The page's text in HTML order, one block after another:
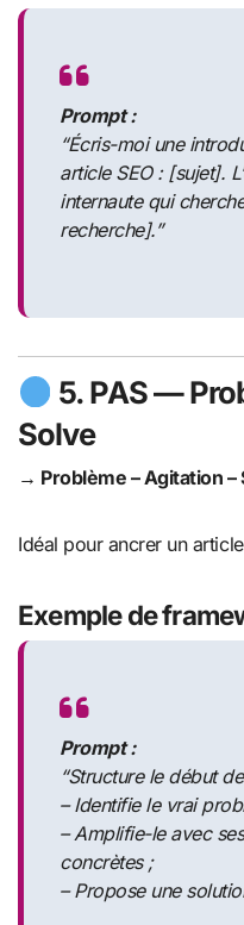
Prompt :
“Écris-moi une
article SEO : [sujet].
internaute qui
recherche].”
5.PAS—
Solve
→ Problème – Agitation –
Idéal pour ancrer un
Exemple de
Prompt :
“Structure le début
– Identifie le vrai
– Amplifie-le avec
concrètes ;
– Propose une